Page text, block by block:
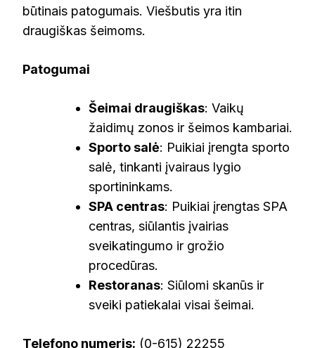
būtinais patogumais. Viešbutis yra itin
draugiškas šeimoms.
Patogumai
Šeimai draugiškas: Vaikų
žaidimų zonos ir šeimos kambariai.
Sporto salė: Puikiai įrengta sporto
salė, tinkanti įvairaus lygio
sportininkams.
SPA centras: Puikiai įrengtas SPA
centras, siūlantis įvairias
sveikatingumo ir grožio
procedūras.
Restoranas: Siūlomi skanūs ir
sveiki patiekalai visai šeimai.
Telefono numeris: (0-615) 22255